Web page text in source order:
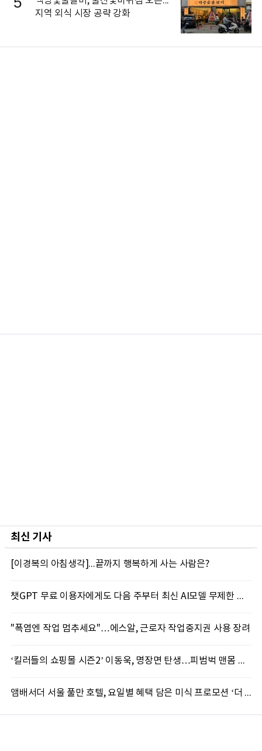
지역 외식 시장 공략 강화
최신 기사
[이경복의 아침생각]...끝까지 행복하게 사는 사람은?
챗GPT 무료 이용자에게도 다음 주부터 최신 AI모델 무제한 제공...오픈AI, GPT-5.6 '루나' 모델 제한없이 제공키로
"폭염엔 작업 멈추세요"…에스알, 근로자 작업중지권 사용 장려
‘킬러들의 쇼핑몰 시즌2’ 이동욱, 명장면 탄생…피범벅 맨몸 액션 ‘감탄’
앰배서더 서울 풀만 호텔, 요일별 혜택 담은 미식 프로모션 ‘더 킹스 : 다이닝 프리빌리지즈’ 선봬